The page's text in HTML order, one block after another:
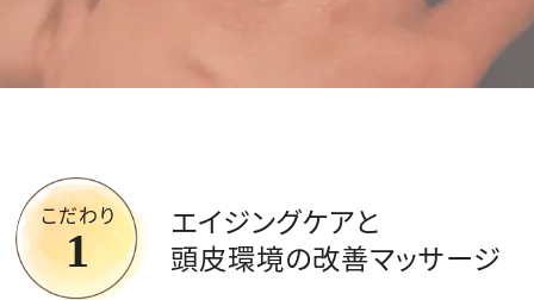
こだわり
1
エイジングケアと
頭皮環境の改善マッサージ